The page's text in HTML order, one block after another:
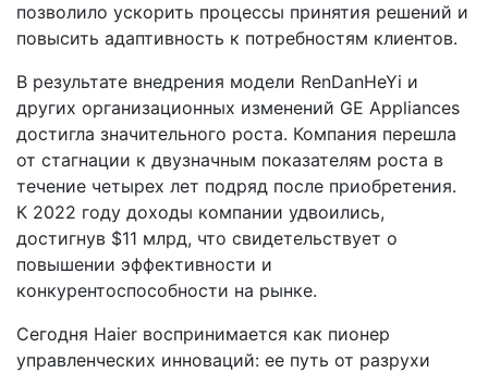
позволило ускорить процессы принятия решений и
повысить адаптивность к потребностям клиентов.
В результате внедрения модели RenDanHeYi и
других организационных изменений GE Appliances
достигла значительного роста. Компания перешла
от стагнации к двузначным показателям роста в
течение четырех лет подряд после приобретения.
К 2022 году доходы компании удвоились,
достигнув $11 млрд, что свидетельствует о
повышении эффективности и
конкурентоспособности на рынке.
Сегодня Haier воспринимается как пионер
управленческих инноваций: ее путь от разрухи